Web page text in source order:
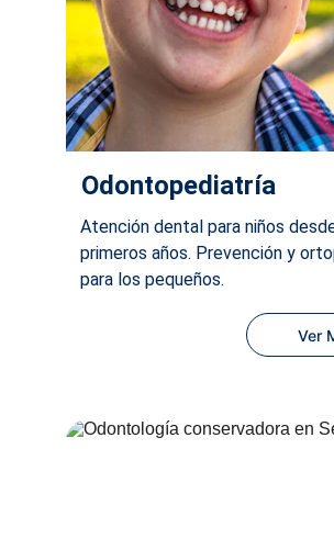
Odontopediatría
Atención dental para niños
primeros años. Prevención y
para los pequeños.
Ver